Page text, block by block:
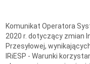
Komunikat Operatora
2020 r. dotyczący zmian
Przesyłowej,
IRiESP - Warunki